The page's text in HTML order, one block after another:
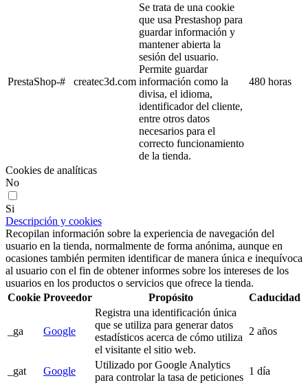
PrestaShop-# createc3d.com
Se trata de una cookie
que usa Prestashop para
guardar información y
mantener abierta la
sesión del usuario.
Permite guardar
información como la
divisa, el idioma,
identificador del cliente,
entre otros datos
necesarios para el
correcto funcionamiento
de la tienda.
480 horas
Cookies de analíticas
No
Si
Descripción y cookies
Recopilan información sobre la experiencia de navegación del
usuario en la tienda, normalmente de forma anónima, aunque en
ocasiones también permiten identificar de manera única e inequívoca
al usuario con el fin de obtener informes sobre los intereses de los
usuarios en los productos o servicios que ofrece la tienda.
Cookie Proveedor Propósito Caducidad
_ga Google
Registra una identificación única
que se utiliza para generar datos
estadísticos acerca de cómo utiliza
el visitante el sitio web.
2 años
_gat Google
Utilizado por Google Analytics
para controlar la tasa de peticiones
1 día